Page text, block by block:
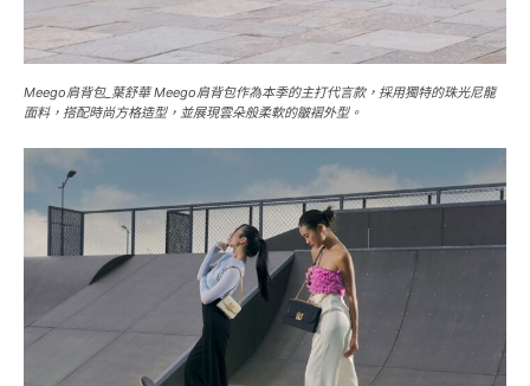
Meego肩背包_葉舒華 Meego肩背包作為本季的主打代言款，採用獨特的珠光尼龍
面料，搭配時尚方格造型，並展現雲朵般柔軟的皺褶外型。